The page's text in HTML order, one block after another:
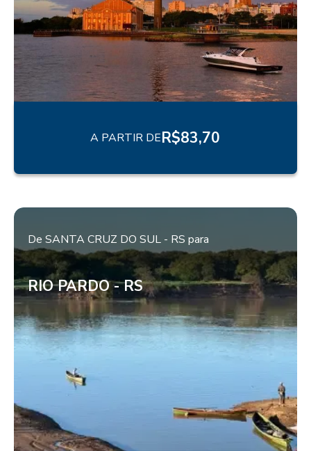
A PARTIR DER$83,70
De SANTA CRUZ DO SUL - RS para
RIO PARDO - RS